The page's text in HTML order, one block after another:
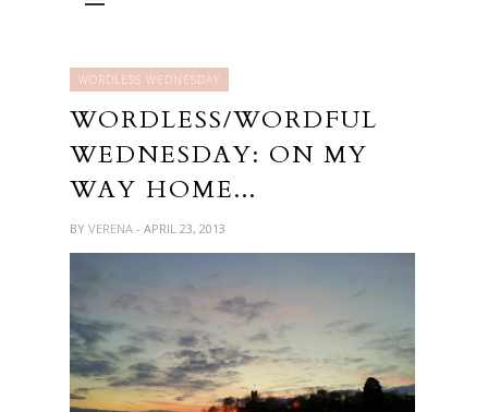
WORDLESS WEDNESDAY
WORDLESS/WORDFUL
WEDNESDAY: ON MY
WAY HOME...
BY VERENA - APRIL 23, 2013